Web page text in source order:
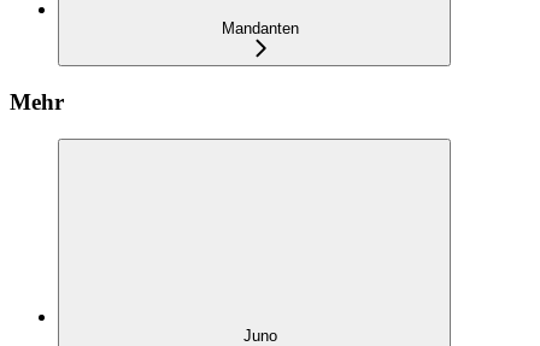
Mandanten
Mehr
Juno